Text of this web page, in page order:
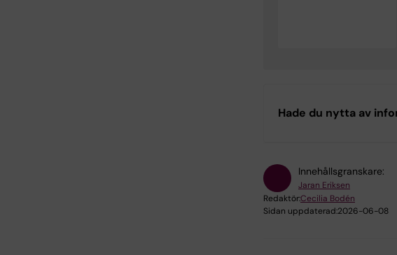
Hade du nytta av
Innehållsgranskare:
Jaran Eriksen
Redaktör:Cecilia Bodén
Sidan uppdaterad:2026-06-08